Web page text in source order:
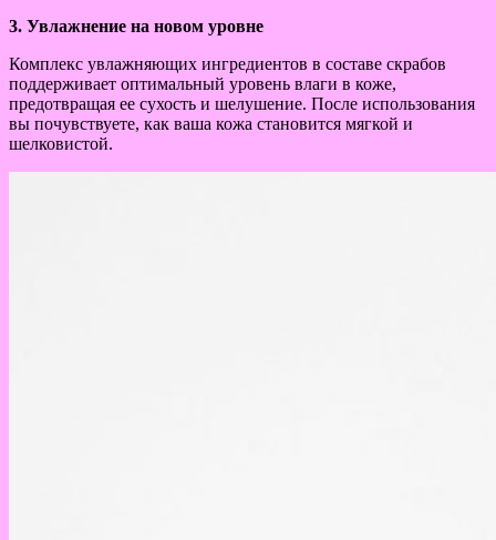
3. Увлажнение на новом уровне
Комплекс увлажняющих ингредиентов в составе скрабов
поддерживает оптимальный уровень влаги в коже,
предотвращая ее сухость и шелушение. После использования
вы почувствуете, как ваша кожа становится мягкой и
шелковистой.